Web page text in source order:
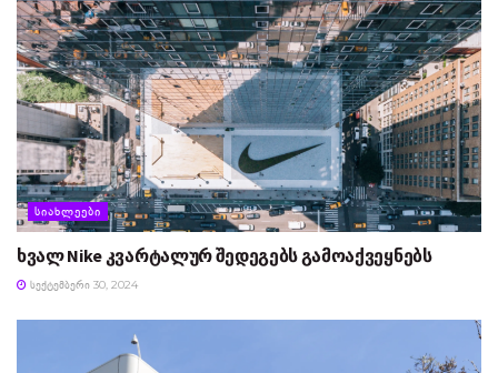
ᲡᲘᲐᲮᲚᲔᲔᲑᲘ
ხვალ Nike კვარტალურ შედეგებს გამოაქვეყნებს
ᲡᲔᲥᲢᲔᲛᲑᲔᲠᲘ 30, 2024